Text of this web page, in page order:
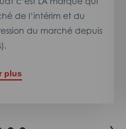
de l’intérim et du
du marché depuis
plus